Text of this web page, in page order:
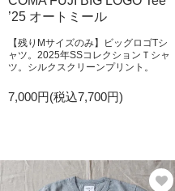
’25 オートミール
【残りMサイズのみ】ビッグロゴTシ
ャツ。2025年SSコレクションＴシャ
ツ。シルクスクリーンプリント。
7,000円(税込7,700円)